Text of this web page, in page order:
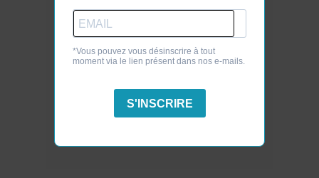
*Vous pouvez vous désinscrire à tout
moment via le lien présent dans nos e-mails.
S'INSCRIRE